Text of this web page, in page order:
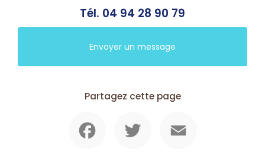
Tél. 04 94 28 90 79
Envoyer un message
Partagez cette page